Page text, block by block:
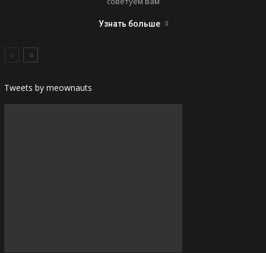
Узнать больше
Tweets by meownauts